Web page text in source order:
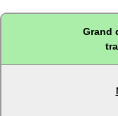
Grand